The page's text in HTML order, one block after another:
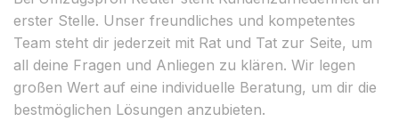
erster Stelle. Unser freundliches und kompetentes
Team steht dir jederzeit mit Rat und Tat zur Seite, um
all deine Fragen und Anliegen zu klären. Wir legen
großen Wert auf eine individuelle Beratung, um dir die
bestmöglichen Lösungen anzubieten.